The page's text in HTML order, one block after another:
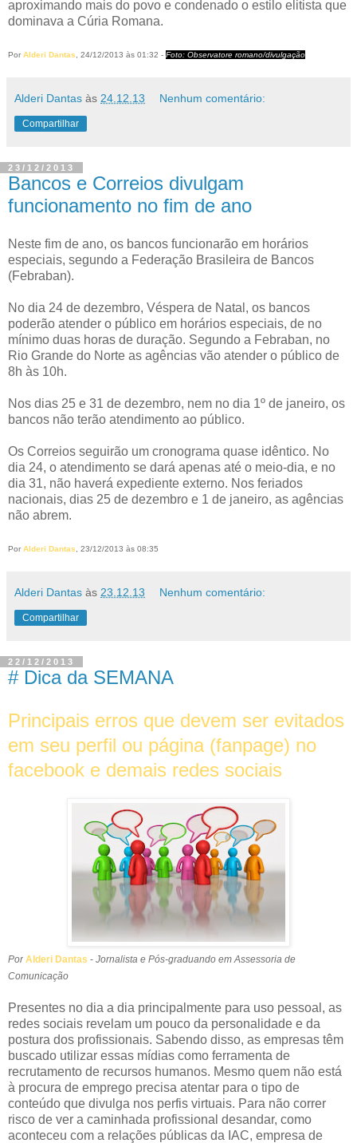
aproximando mais do povo e condenado o estilo elitista que
dominava a Cúria Romana.
Por Alderi Dantas , 24/12/2013 às 01:32 - Foto: Observatore romano/divulgação
Alderi Dantas às 24.12.13 Nenhum comentário:
Compartilhar
23/12/2013
Bancos e Correios divulgam
funcionamento no fim de ano
Neste fim de ano, os bancos funcionarão em horários
especiais, segundo a Federação Brasileira de Bancos
(Febraban).
No dia 24 de dezembro, Véspera de Natal, os bancos
poderão atender o público em horários especiais, de no
mínimo duas horas de duração. Segundo a Febraban, no
Rio Grande do Norte as agências vão atender o público de
8h às 10h.
Nos dias 25 e 31 de dezembro, nem no dia 1º de janeiro, os
bancos não terão atendimento ao público.
Os Correios seguirão um cronograma quase idêntico. No
dia 24, o atendimento se dará apenas até o meio-dia, e no
dia 31, não haverá expediente externo. Nos feriados
nacionais, dias 25 de dezembro e 1 de janeiro, as agências
não abrem.
Por Alderi Dantas , 23/12/2013 às 08:35
Alderi Dantas às 23.12.13 Nenhum comentário:
Compartilhar
22/12/2013
# Dica da SEMANA
Principais erros que devem ser evitados
em seu perfil ou página (fanpage) no
facebook e demais redes sociais
Por Alderi Dantas - Jornalista e Pós-graduando em Assessoria de
Comunicação
Presentes no dia a dia principalmente para uso pessoal, as
redes sociais revelam um pouco da personalidade e da
postura dos profissionais. Sabendo disso, as empresas têm
buscado utilizar essas mídias como ferramenta de
recrutamento de recursos humanos. Mesmo quem não está
à procura de emprego precisa atentar para o tipo de
conteúdo que divulga nos perfis virtuais. Para não correr
risco de ver a caminhada profissional desandar, como
aconteceu com a relações públicas da IAC, empresa de